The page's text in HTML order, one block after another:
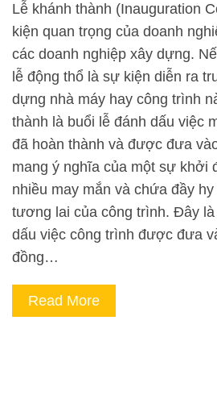
Lễ khánh thành (Inauguration
kiện quan trọng của doanh
các doanh nghiệp xây dựng.
lễ động thổ là sự kiện diễn ra
dựng nhà máy hay công trình
thành là buổi lễ đánh dấu việc
đã hoàn thành và được đưa
mang ý nghĩa của một sự khởi
nhiều may mắn và chứa đầy
tương lai của công trình. Đây
dấu việc công trình được đưa
đồng…
Read More